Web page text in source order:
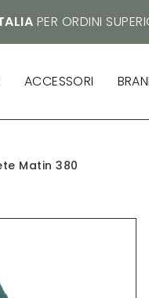
PER ORDINI
ACCESSORI
Matin 380